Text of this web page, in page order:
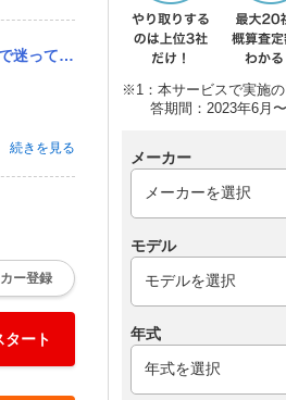
レクサスの...
続きを見る
ー登録
タート
※1：本サービスで実施
答期間：2023年6月〜
メーカー
モデル
年式